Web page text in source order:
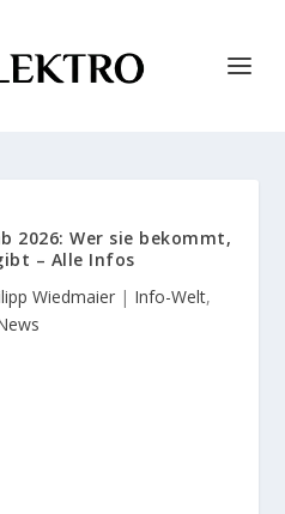
2026: Wer sie bekommt,
– Alle Infos
Wiedmaier| Info-Welt,